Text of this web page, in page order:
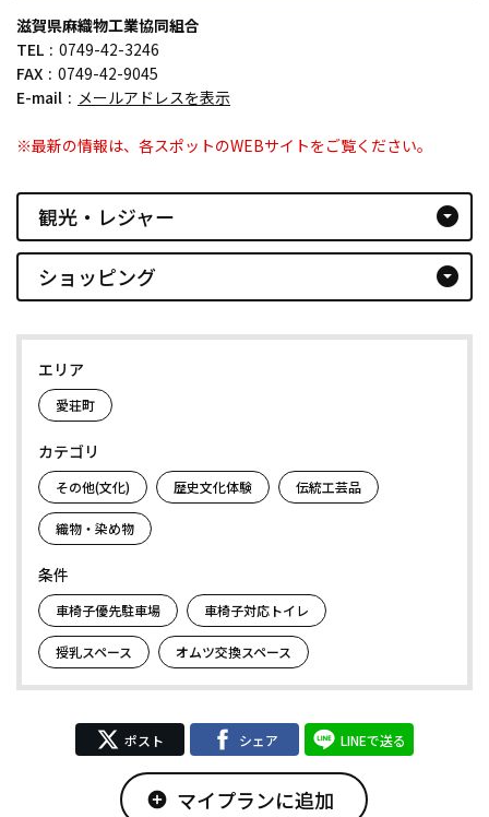
滋賀県麻織物工業協同組合
TEL
0749-42-3246
FAX
0749-42-9045
E-mail
メールアドレスを表示
※最新の情報は、各スポットのWEBサイトをご覧ください。
観光・レジャー arrow_drop_down_circle
ショッピング arrow_drop_down_circle
エリア
愛荘町
カテゴリ
その他(文化) 歴史文化体験 伝統工芸品
織物・染め物
条件
車椅子優先駐車場 車椅子対応トイレ
授乳スペース オムツ交換スペース
ポスト シェア LINEで送る
add_circle マイプランに追加